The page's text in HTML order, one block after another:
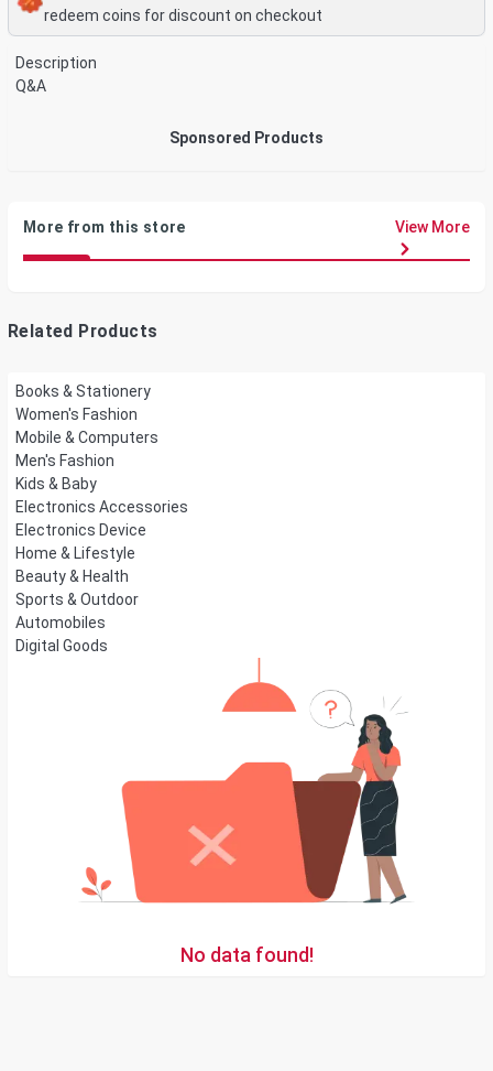
redeem coins for discount on checkout
Description
Q&A
Sponsored Products
More from this store View More
Related Products
Books & Stationery
Women's Fashion
Mobile & Computers
Men's Fashion
Kids & Baby
Electronics Accessories
Electronics Device
Home & Lifestyle
Beauty & Health
Sports & Outdoor
Automobiles
Digital Goods
No data found!